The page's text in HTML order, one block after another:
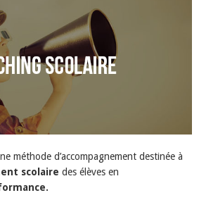
méthode d’accompagnement destinée à
scolaire des élèves en